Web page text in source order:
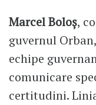
Marcel Boloș,
guvernul
echipe
comunicare
certitudini.